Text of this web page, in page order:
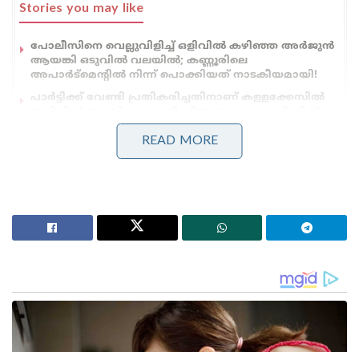
Stories you may like
പോലീസിനെ വെല്ലുവിളിച്ച് ഒളിവിൽ കഴിഞ്ഞ അർജുൻ
ആയങ്കി ഒടുവിൽ വലയിൽ; കണ്ണൂരിലെ
അപാർട്മെന്റിൽ നിന്ന് പൊക്കിയത് നാടകീയമായി!
പാർട്ടിക്ക് വേണ്ടി പ്രതികരിച്ചതിനാണ് കള്ളക്കേസിൽ
നിന്ന് കുത്തരുത്; ജയരാജനെതിരെ ആഞ്ഞടിച്ച്
സർവീസ് പെർമിറ്റുള്ളത് കർണാടക തമിഴ്നാട്
സംസ്ഥാനങ്ങളിൽ മാത്രമാണ്.ഈയൊരു ഘട്ടത്തിൽ,
മാതൃകയിൽ ട്രെയിൻ സർവീസ് ഉപയോഗിക്കാനാണ്
കേരളം ആവശ്യപ്പെട്ടിരിക്കുന്നത്.ചുരുങ്ങിയ പക്ഷം
ഇവരെ സംസ്ഥാന അതിർത്തിയിൽ എത്തിച്ചാൽ
READ MORE